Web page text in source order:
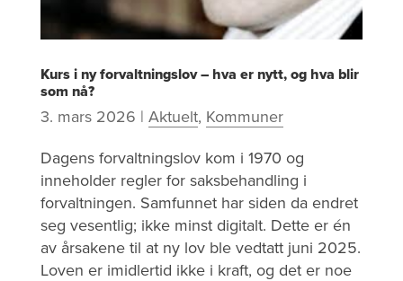
Kurs i ny forvaltningslov – hva er nytt, og hva blir
som nå?
3. mars 2026 | Aktuelt, Kommuner
Dagens forvaltningslov kom i 1970 og
inneholder regler for saksbehandling i
forvaltningen. Samfunnet har siden da endret
seg vesentlig; ikke minst digitalt. Dette er én
av årsakene til at ny lov ble vedtatt juni 2025.
Loven er imidlertid ikke i kraft, og det er noe